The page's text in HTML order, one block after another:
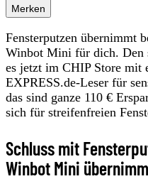
Merken
Fensterputzen übernimmt
Winbot Mini für dich. Den
es jetzt im CHIP Store mit
EXPRESS.de-Leser für
das sind ganze 110 €
sich für streifenfreien
Schluss mit
Winbot Mini